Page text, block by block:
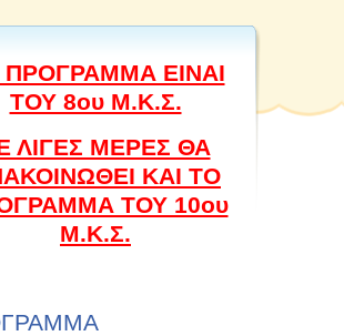
ΕΙΝΑΙ
ΤΟΥ 8ου Μ.Κ.Σ.
ΛΙΓΕΣ ΜΕΡΕΣ ΘΑ
ΚΑΙ ΤΟ
ΤΟΥ 10ου
Μ.Κ.Σ.